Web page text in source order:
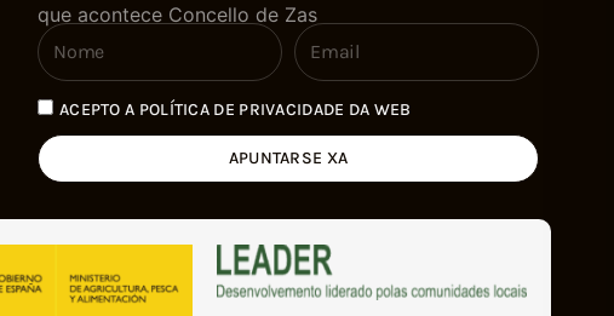
que acontece Concello de Zas
ACEPTO A POLÍTICA DE PRIVACIDADE DA WEB
APUNTARSE XA